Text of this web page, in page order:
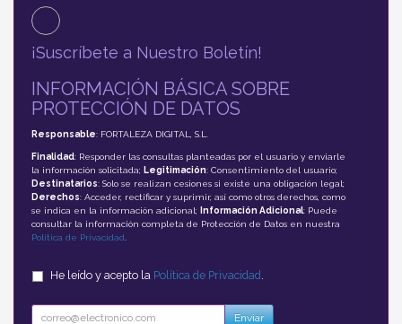
¡Suscríbete a Nuestro Boletín!
INFORMACIÓN BÁSICA SOBRE
PROTECCIÓN DE DATOS
Responsable: FORTALEZA DIGITAL, S.L.
Finalidad: Responder las consultas planteadas por el usuario y enviarle
la información solicitada; Legitimación: Consentimiento del usuario;
Destinatarios: Solo se realizan cesiones si existe una obligación legal;
Derechos: Acceder, rectificar y suprimir, así como otros derechos, como
se indica en la información adicional;
Información Adicional: Puede
consultar la información completa de Protección de Datos en nuestra
Política de Privacidad
He leído y acepto la Política de Privacidad .
Enviar